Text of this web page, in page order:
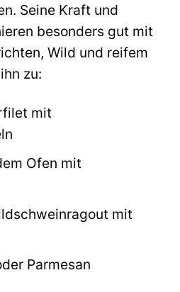
Seine Kraft und
besonders gut mit
Wild und reifem
zu:
mit
Ofen mit
mit
Parmesan